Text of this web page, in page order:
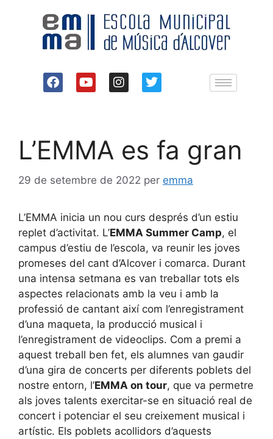
L’EMMA es fa gran
29 de setembre de 2022 per emma
L’EMMA inicia un nou curs després d’un estiu
replet d’activitat. L’EMMA Summer Camp, el
campus d’estiu de l’escola, va reunir les joves
promeses del cant d’Alcover i comarca. Durant
una intensa setmana es van treballar tots els
aspectes relacionats amb la veu i amb la
professió de cantant així com l’enregistrament
d’una maqueta, la producció musical i
l’enregistrament de videoclips. Com a premi a
aquest treball ben fet, els alumnes van gaudir
d’una gira de concerts per diferents poblets del
nostre entorn, l’EMMA on tour, que va permetre
als joves talents exercitar-se en situació real de
concert i potenciar el seu creixement musical i
artístic. Els poblets acollidors d’aquests